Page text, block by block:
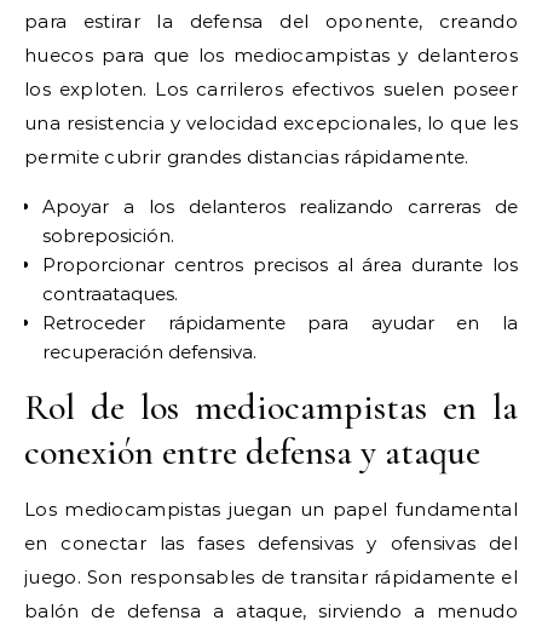
para estirar la defensa del oponente, creando
huecos para que los mediocampistas y delanteros
los exploten. Los carrileros efectivos suelen poseer
una resistencia y velocidad excepcionales, lo que les
permite cubrir grandes distancias rápidamente.
Apoyar a los delanteros realizando carreras de
sobreposición.
Proporcionar centros precisos al área durante los
contraataques.
Retroceder rápidamente para ayudar en la
recuperación defensiva.
Rol de los mediocampistas en la
conexión entre defensa y ataque
Los mediocampistas juegan un papel fundamental
en conectar las fases defensivas y ofensivas del
juego. Son responsables de transitar rápidamente el
balón de defensa a ataque, sirviendo a menudo